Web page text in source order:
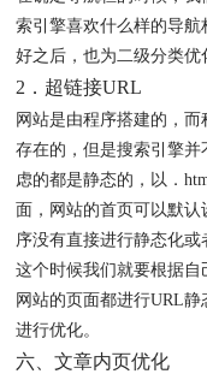
索引擎喜欢什么样的导
好之后，也为二级分类优
2．超链接URL
网站是由程序搭建的，
存在的，但是搜索引擎
虑的都是静态的，以．
面，网站的首页可以默
序没有直接进行静态化或
这个时候我们就要根据
网站的页面都进行URL
进行优化。
六、文章内页优化